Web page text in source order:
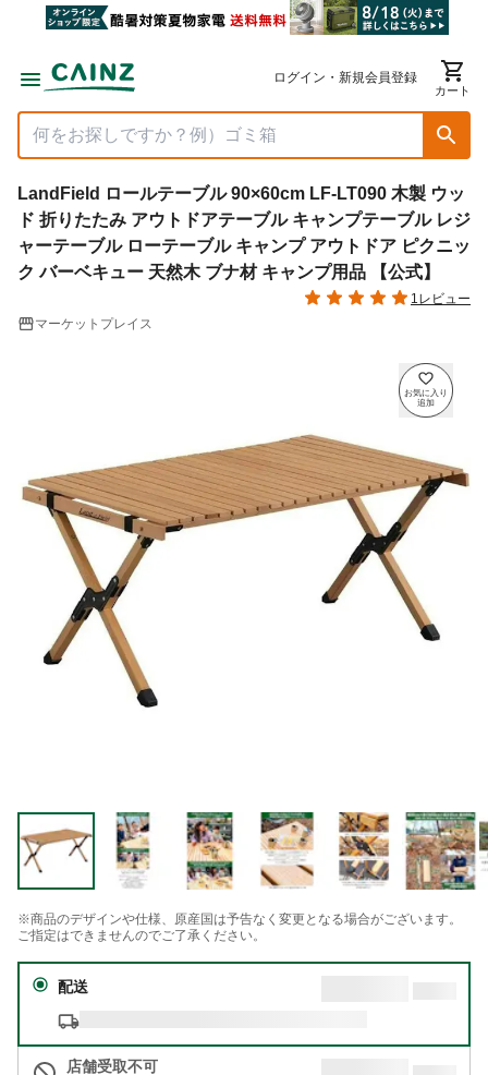
ログイン・新規会員登録
カート
LandField ロールテーブル 90×60cm LF-LT090 木製 ウッ
ド 折りたたみ アウトドアテーブル キャンプテーブル レジ
ャーテーブル ローテーブル キャンプ アウトドア ピクニッ
ク バーベキュー 天然木 ブナ材 キャンプ用品 【公式】
1レビュー
マーケットプレイス
※商品のデザインや仕様、原産国は予告なく変更となる場合がございます。
ご指定はできませんのでご了承ください。
配送
店舗受取不可